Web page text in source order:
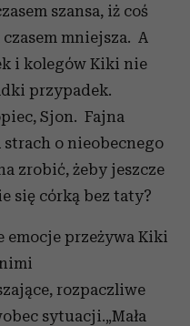
szansa, iż coś
czasem mniejsza. A
i kolegów Kiki nie
przypadek.
Sjon. Fajna
o nieobecnego
zrobić, żeby jeszcze
się córką bez taty?
emocje przeżywa Kiki
rozpaczliwe
sytuacji.„Mała